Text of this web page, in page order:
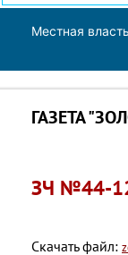
Местная власть
ГАЗЕТА
ЗЧ №44-
Скачать файл: